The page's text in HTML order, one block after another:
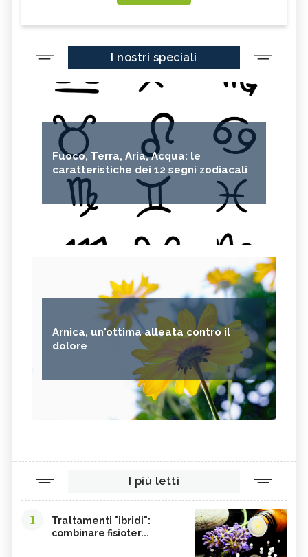
I nostri speciali
Fuoco, Terra, Aria, Acqua: le
caratteristiche dei 12 segni zodiacali
Arnica, un'ottima alleata contro il
dolore
I più letti
1
Trattamenti "ibridi":
combinare fisioter...